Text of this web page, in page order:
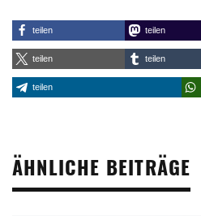
teilen teilen
teilen teilen
teilen
ÄHNLICHE BEITRÄGE